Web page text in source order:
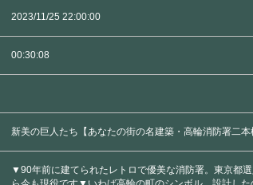
張
2023/11/25 22:00:00
00:30:08
新美の巨人たち【あなたの街の名建築・高輪消防署二本
▼90年前に建てられたレトロで優美な消防署。東京都